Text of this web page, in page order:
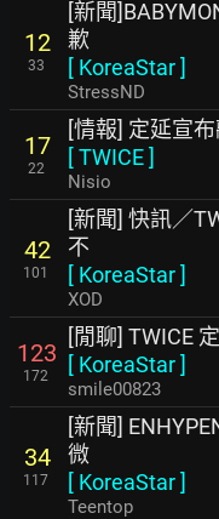
12
33
[新聞
歉
[ KoreaStar]
StressND
17
22
[情報] 定延宣
[TWICE]
Nisio
42
101
[新聞] 快訊／
不
[ KoreaStar]
XOD
123
172
[閒聊] TWICE
[ KoreaStar]
smile00823
34
117
[新聞]
微
[ KoreaStar]
Teentop